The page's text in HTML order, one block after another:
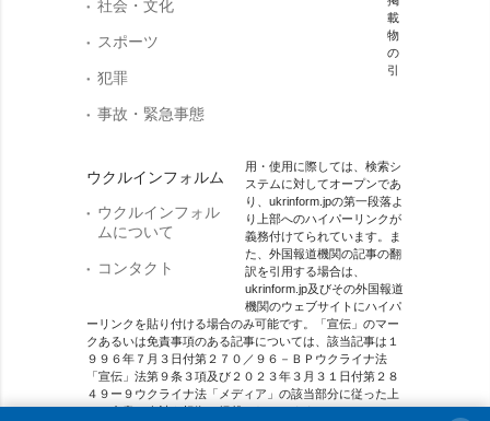
社会・文化
スポーツ
犯罪
事故・緊急事態
ウクルインフォルム
ウクルインフォル
ムについて
コンタクト
載
物
の
引
用・使用に際しては、検索シ
ステムに対してオープンであ
り、ukrinform.jpの第一段落よ
り上部へのハイパーリンクが
義務付けてられています。ま
た、外国報道機関の記事の翻
訳を引用する場合は、
ukrinform.jp及びその外国報道
機関のウェブサイトにハイパ
ーリンクを貼り付ける場合のみ可能です。「宣伝」のマー
クあるいは免責事項のある記事については、該当記事は１
９９６年７月３日付第２７０／９６－ＢＰウクライナ法
「宣伝」法第９条３項及び２０２３年３月３１日付第２８
４９ー９ウクライナ法「メディア」の該当部分に従った上
で、合意／会計を根拠に掲載されています。